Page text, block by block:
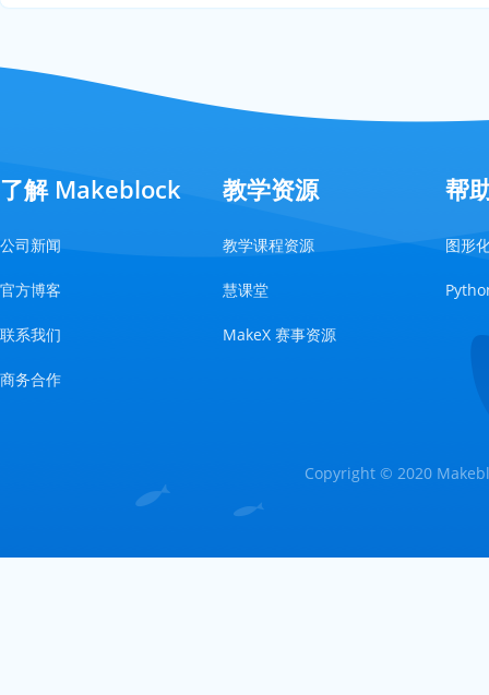
了解 Makeblock
公司新闻
官方博客
联系我们
商务合作
教学资源
教学课程资源
慧课堂
MakeX 赛事资源
帮
图形
Copyright © 2020